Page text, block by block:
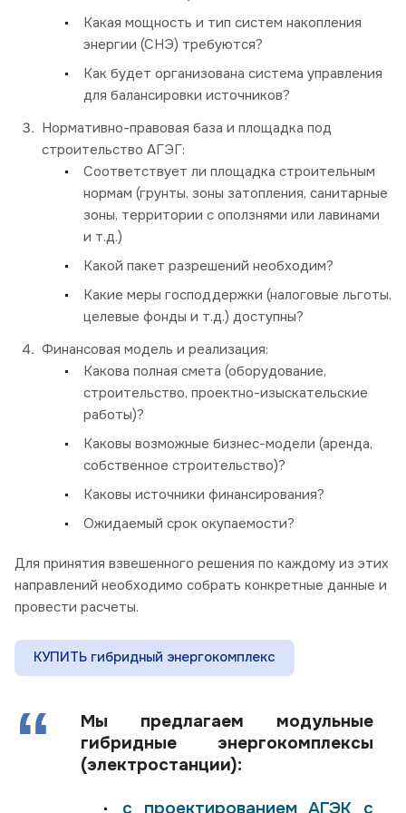
Какая мощность и тип систем накопления
энергии (СНЭ) требуются?
Как будет организована система управления
для балансировки источников?
Нормативно-правовая база и площадка под
строительство АГЭГ:
Соответствует ли площадка строительным
нормам (грунты, зоны затопления, санитарные
зоны, территории с оползнями или лавинами
и т.д.)
Какой пакет разрешений необходим?
Какие меры господдержки (налоговые льготы,
целевые фонды и т.д.) доступны?
Финансовая модель и реализация:
Какова полная смета (оборудование,
строительство, проектно-изыскательские
работы)?
Каковы возможные бизнес-модели (аренда,
собственное строительство)?
Каковы источники финансирования?
Ожидаемый срок окупаемости?
Для принятия взвешенного решения по каждому из этих
направлений необходимо собрать конкретные данные и
провести расчеты.
КУПИТЬ гибридный энергокомплекс
Мы предлагаем модульные
гибридные энергокомплексы
(электростанции):
с проектированием АГЭК с